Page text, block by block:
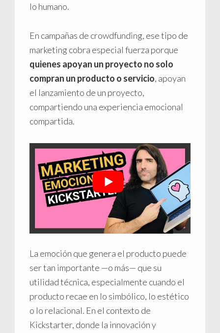
lo humano.
En campañas de crowdfunding, ese tipo de
marketing cobra especial fuerza porque
quienes apoyan un proyecto no solo
compran un producto o servicio, apoyan
el lanzamiento de un proyecto,
compartiendo una experiencia emocional
compartida.
La emoción que genera el producto puede
ser tan importante —o más— que su
utilidad técnica, especialmente cuando el
producto recae en lo simbólico, lo estético
o lo relacional. En el contexto de
Kickstarter, donde la innovación y